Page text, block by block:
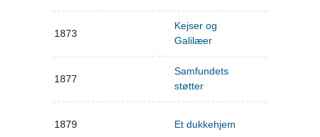
1873
Kejser og
Galilæer
1877
Samfundets
støtter
1879 Et dukkehjem